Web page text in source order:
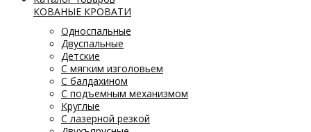
КОВАНЫЕ КРОВАТИ
Односпальные
Двуспальные
Детские
С мягким изголовьем
С балдахином
С подъемным механизмом
Круглые
С лазерной резкой